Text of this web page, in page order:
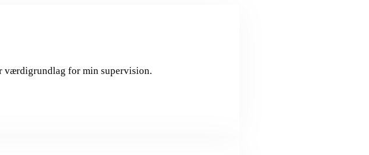
værdigrundlag for min supervision.